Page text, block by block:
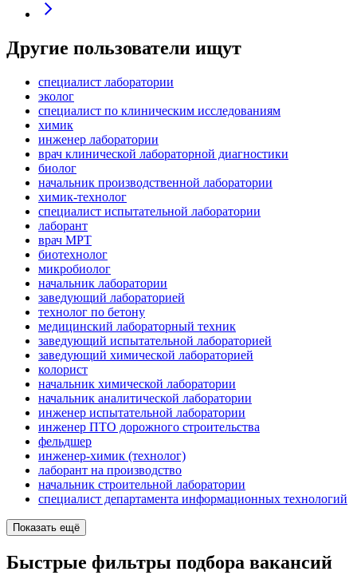
Другие пользователи ищут
специалист лаборатории
эколог
специалист по клиническим исследованиям
химик
инженер лаборатории
врач клинической лабораторной диагностики
биолог
начальник производственной лаборатории
химик-технолог
специалист испытательной лаборатории
лаборант
врач МРТ
биотехнолог
микробиолог
начальник лаборатории
заведующий лабораторией
технолог по бетону
медицинский лабораторный техник
заведующий испытательной лабораторией
заведующий химической лабораторией
колорист
начальник химической лаборатории
начальник аналитической лаборатории
инженер испытательной лаборатории
инженер ПТО дорожного строительства
фельдшер
инженер-химик (технолог)
лаборант на производство
начальник строительной лаборатории
специалист департамента информационных технологий
Показать ещё
Быстрые фильтры подбора вакансий